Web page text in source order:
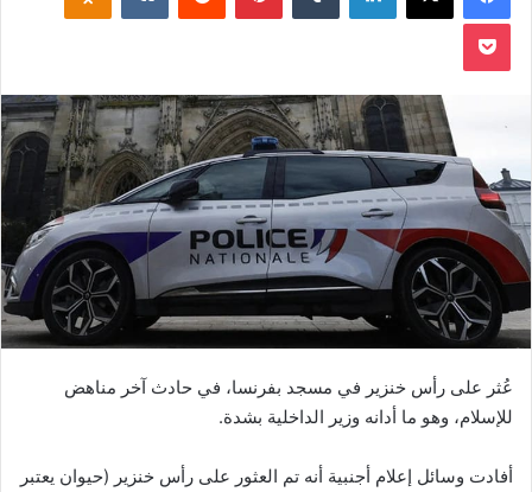
‫Pocket
عُثر على رأس خنزير في مسجد بفرنسا، في حادث آخر مناهض
للإسلام، وهو ما أدانه وزير الداخلية بشدة.
أفادت وسائل إعلام أجنبية أنه تم العثور على رأس خنزير (حيوان يعتبر